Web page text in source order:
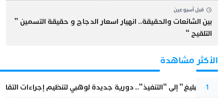
قبل أسبوعين
بين الشائعات والحقيقة.. انهيار اسعار الدجاج و حقيقة التسمين ”
التلقيح “
الأكثر مشاهدة
1
من “التبليغ” إلى “التنفيذ”.. دورية جديدة لوهبي لتنظيم إجراءات